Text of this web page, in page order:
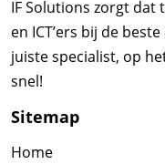
IF Solutions zorgt dat
en ICT’ers bij de
juiste specialist, op
snel!
Sitemap
Home